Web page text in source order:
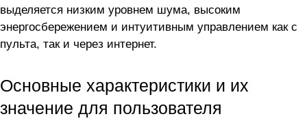
выделяется низким уровнем шума, высоким
энергосбережением и интуитивным управлением как с
пульта, так и через интернет.
Основные характеристики и их
значение для пользователя